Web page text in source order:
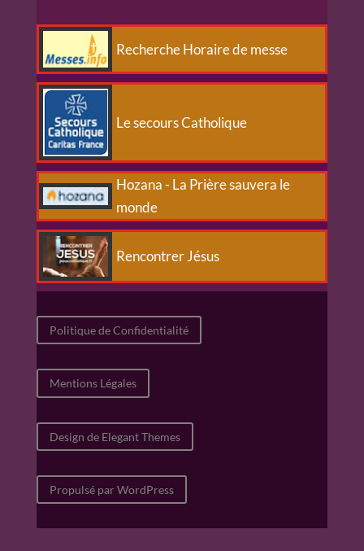
Recherche Horaire de messe
Le secours Catholique
Hozana - La Prière sauvera le
monde
Rencontrer Jésus
Politique de Confidentialité
Mentions Légales
Design de Elegant Themes
Propulsé par WordPress